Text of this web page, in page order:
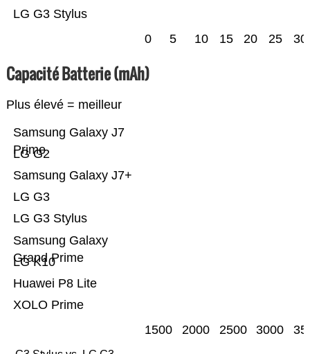
LG G3 Stylus
0 5 10 15 20 25 30
Capacité Batterie (mAh)
Plus élevé = meilleur
XOLO Prime
Huawei P8 Lite
LG K10
Samsung Galaxy
Grand Prime
LG G3 Stylus
LG G3
Samsung Galaxy J7+
LG G2
Samsung Galaxy J7
Prime
1500 2000 2500 3000